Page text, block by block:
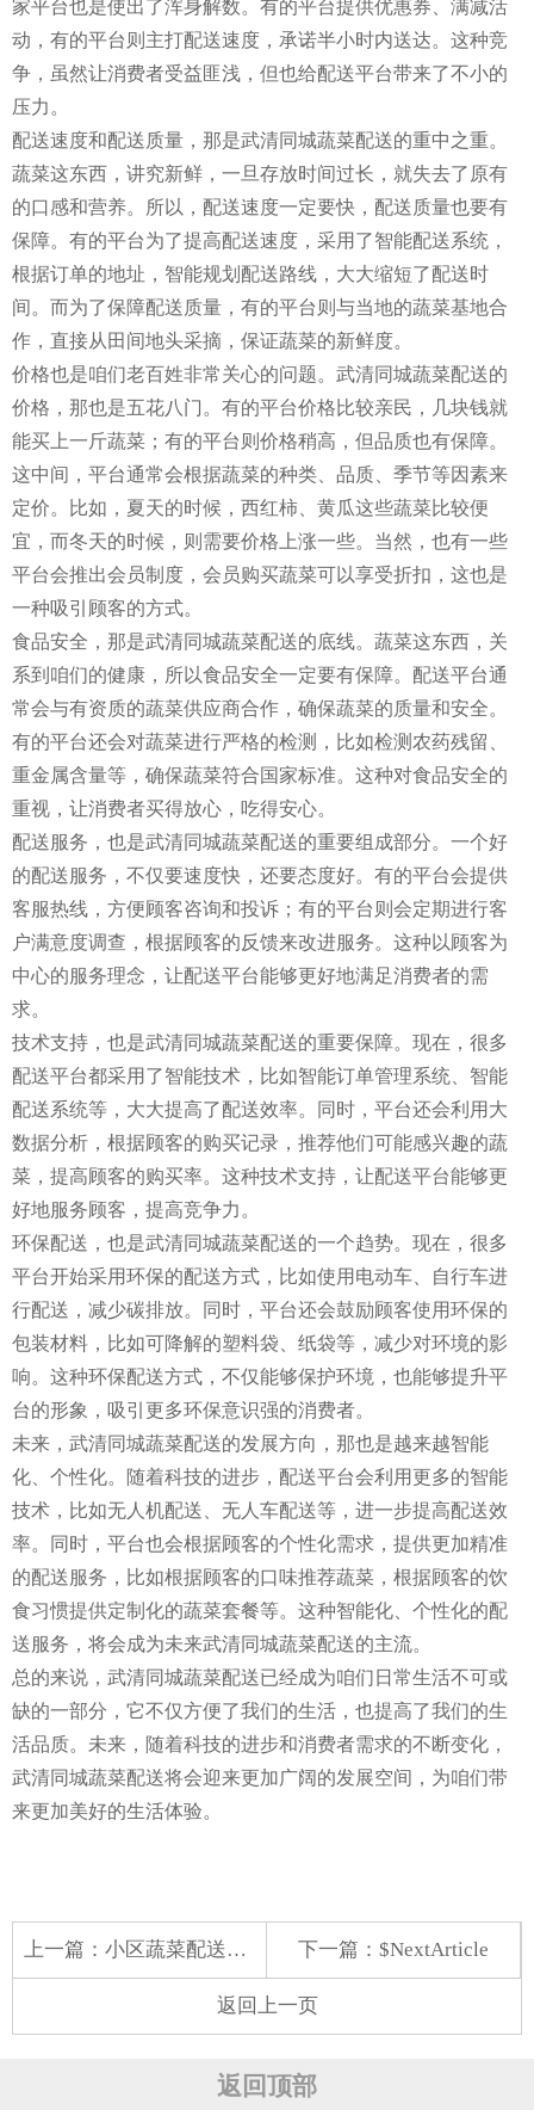
家平台也是使出了浑身解数。有的平台提供优惠券、满减活
动，有的平台则主打配送速度，承诺半小时内送达。这种竞
争，虽然让消费者受益匪浅，但也给配送平台带来了不小的
压力。
配送速度和配送质量，那是武清同城蔬菜配送的重中之重。
蔬菜这东西，讲究新鲜，一旦存放时间过长，就失去了原有
的口感和营养。所以，配送速度一定要快，配送质量也要有
保障。有的平台为了提高配送速度，采用了智能配送系统，
根据订单的地址，智能规划配送路线，大大缩短了配送时
间。而为了保障配送质量，有的平台则与当地的蔬菜基地合
作，直接从田间地头采摘，保证蔬菜的新鲜度。
价格也是咱们老百姓非常关心的问题。武清同城蔬菜配送的
价格，那也是五花八门。有的平台价格比较亲民，几块钱就
能买上一斤蔬菜；有的平台则价格稍高，但品质也有保障。
这中间，平台通常会根据蔬菜的种类、品质、季节等因素来
定价。比如，夏天的时候，西红柿、黄瓜这些蔬菜比较便
宜，而冬天的时候，则需要价格上涨一些。当然，也有一些
平台会推出会员制度，会员购买蔬菜可以享受折扣，这也是
一种吸引顾客的方式。
食品安全，那是武清同城蔬菜配送的底线。蔬菜这东西，关
系到咱们的健康，所以食品安全一定要有保障。配送平台通
常会与有资质的蔬菜供应商合作，确保蔬菜的质量和安全。
有的平台还会对蔬菜进行严格的检测，比如检测农药残留、
重金属含量等，确保蔬菜符合国家标准。这种对食品安全的
重视，让消费者买得放心，吃得安心。
配送服务，也是武清同城蔬菜配送的重要组成部分。一个好
的配送服务，不仅要速度快，还要态度好。有的平台会提供
客服热线，方便顾客咨询和投诉；有的平台则会定期进行客
户满意度调查，根据顾客的反馈来改进服务。这种以顾客为
中心的服务理念，让配送平台能够更好地满足消费者的需
求。
技术支持，也是武清同城蔬菜配送的重要保障。现在，很多
配送平台都采用了智能技术，比如智能订单管理系统、智能
配送系统等，大大提高了配送效率。同时，平台还会利用大
数据分析，根据顾客的购买记录，推荐他们可能感兴趣的蔬
菜，提高顾客的购买率。这种技术支持，让配送平台能够更
好地服务顾客，提高竞争力。
环保配送，也是武清同城蔬菜配送的一个趋势。现在，很多
平台开始采用环保的配送方式，比如使用电动车、自行车进
行配送，减少碳排放。同时，平台还会鼓励顾客使用环保的
包装材料，比如可降解的塑料袋、纸袋等，减少对环境的影
响。这种环保配送方式，不仅能够保护环境，也能够提升平
台的形象，吸引更多环保意识强的消费者。
未来，武清同城蔬菜配送的发展方向，那也是越来越智能
化、个性化。随着科技的进步，配送平台会利用更多的智能
技术，比如无人机配送、无人车配送等，进一步提高配送效
率。同时，平台也会根据顾客的个性化需求，提供更加精准
的配送服务，比如根据顾客的口味推荐蔬菜，根据顾客的饮
食习惯提供定制化的蔬菜套餐等。这种智能化、个性化的配
送服务，将会成为未来武清同城蔬菜配送的主流。
总的来说，武清同城蔬菜配送已经成为咱们日常生活不可或
缺的一部分，它不仅方便了我们的生活，也提高了我们的生
活品质。未来，随着科技的进步和消费者需求的不断变化，
武清同城蔬菜配送将会迎来更加广阔的发展空间，为咱们带
来更加美好的生活体验。
上一篇： 小区蔬菜配送发展 下一篇：$NextArticle
返回上一页
返回顶部